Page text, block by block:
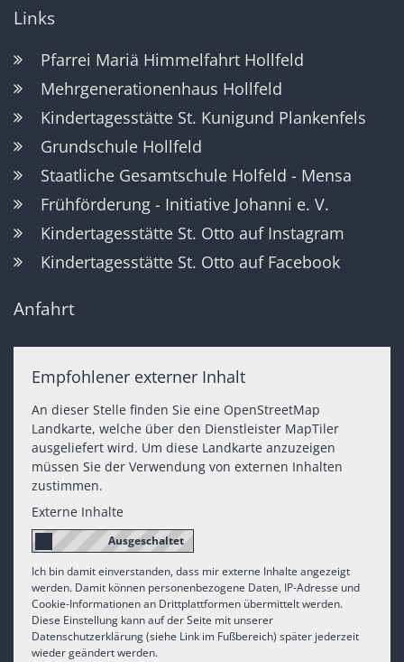
Links
Pfarrei Mariä Himmelfahrt Hollfeld
Mehrgenerationenhaus Hollfeld
Kindertagesstätte St. Kunigund Plankenfels
Grundschule Hollfeld
Staatliche Gesamtschule Holfeld - Mensa
Frühförderung - Initiative Johanni e. V.
Kindertagesstätte St. Otto auf Instagram
Kindertagesstätte St. Otto auf Facebook
Anfahrt
Empfohlener externer Inhalt
An dieser Stelle finden Sie eine OpenStreetMap
Landkarte, welche über den Dienstleister MapTiler
ausgeliefert wird. Um diese Landkarte anzuzeigen
müssen Sie der Verwendung von externen Inhalten
zustimmen.
Externe Inhalte
Ich bin damit einverstanden, dass mir externe Inhalte angezeigt
werden. Damit können personenbezogene Daten, IP-Adresse und
Cookie-Informationen an Drittplattformen übermittelt werden.
Diese Einstellung kann auf der Seite mit unserer
Datenschutzerklärung (siehe Link im Fußbereich) später jederzeit
wieder geändert werden.